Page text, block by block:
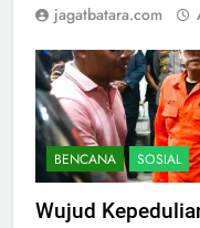
jagatbatara.com
BENCANA SOSIAL
Wujud